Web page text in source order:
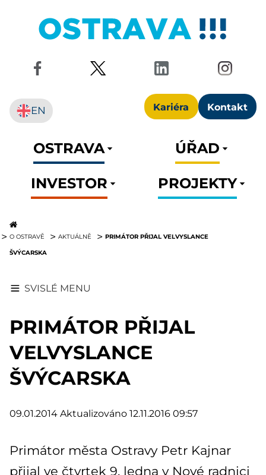
Kariéra Kontakt
EN
OSTRAVA
ÚŘAD
INVESTOR
PROJEKTY
O OSTRAVĚ AKTUÁLNĚ
PRIMÁTOR PŘIJAL VELVYSLANCE
ŠVÝCARSKA
SVISLÉ MENU
PRIMÁTOR PŘIJAL
VELVYSLANCE
ŠVÝCARSKA
09.01.2014 Aktualizováno 12.11.2016 09:57
Primátor města Ostravy Petr Kajnar
přijal ve čtvrtek 9. ledna v Nové radnici